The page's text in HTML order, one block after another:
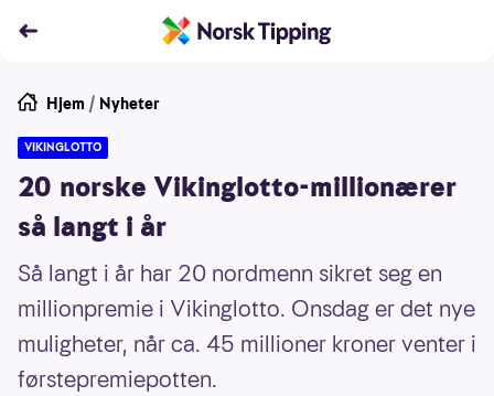
Hjem / Nyheter
VIKINGLOTTO
20 norske Vikinglotto-millionærer
så langt i år
Så langt i år har 20 nordmenn sikret seg en
millionpremie i Vikinglotto. Onsdag er det nye
muligheter, når ca. 45 millioner kroner venter i
førstepremiepotten.